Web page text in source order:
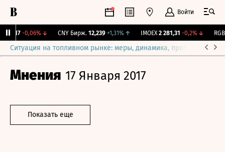
Войти
-0,06%↓ CNY Бирж. 12,239 +1,31% ↑ IMOEX 2 281,31 -0,2%↓
Ситуация на топливном рынке: меры, динамика, прогнозы
Мнения 17 Января 2017
Показать еще